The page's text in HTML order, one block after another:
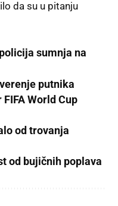
da su u pitanju
sumnja na
putnika
World Cup
od trovanja
od bujičnih poplava